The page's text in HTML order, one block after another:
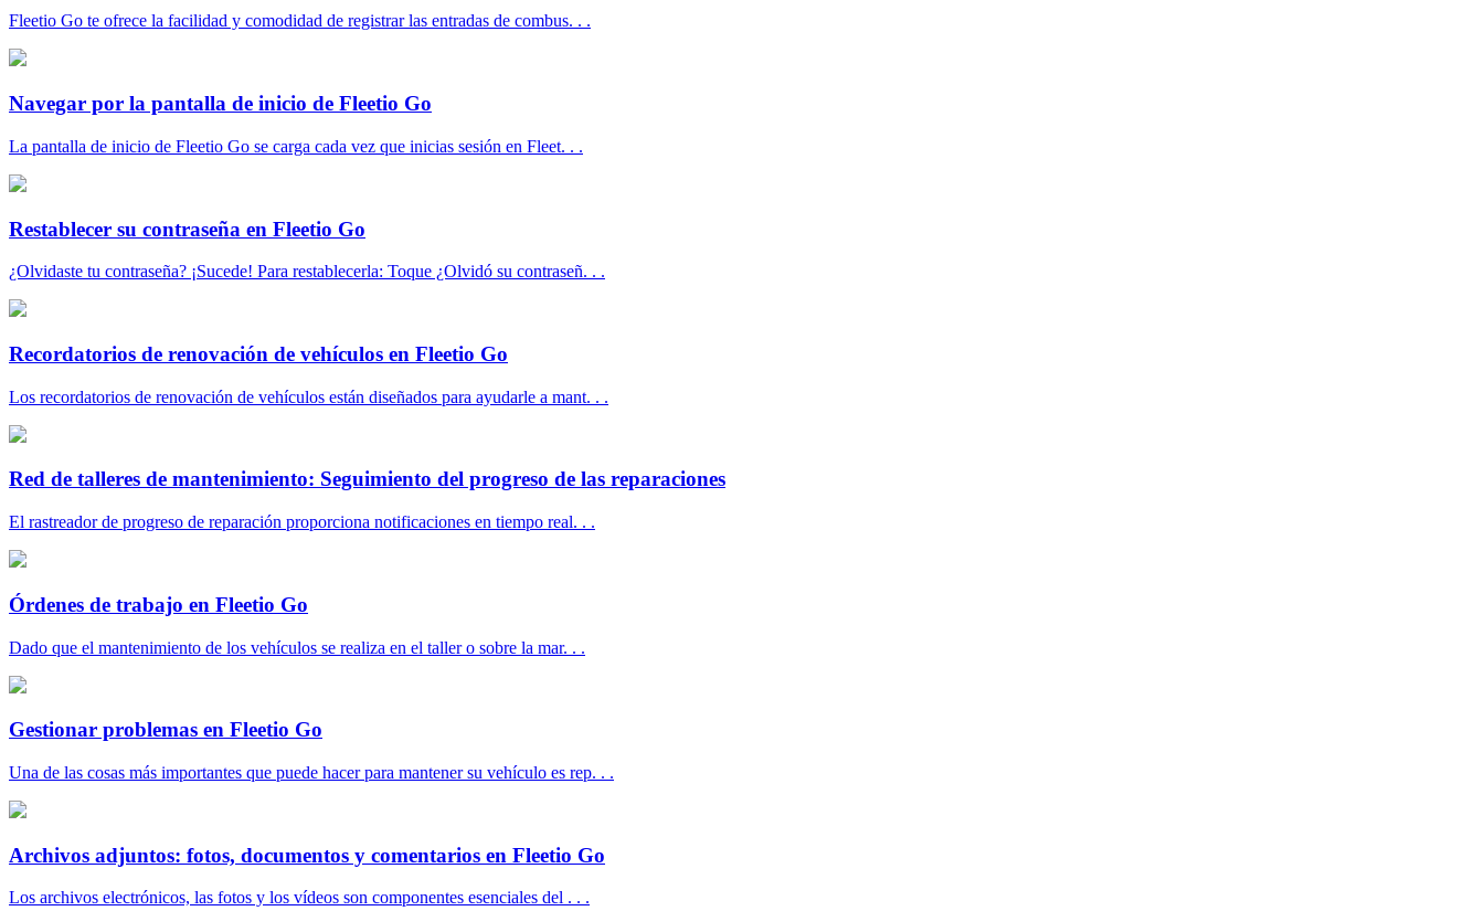
Fleetio Go te ofrece la facilidad y comodidad de registrar las entradas de combus. . .
Navegar por la pantalla de inicio de Fleetio Go
La pantalla de inicio de Fleetio Go se carga cada vez que inicias sesión en Fleet. . .
Restablecer su contraseña en Fleetio Go
¿Olvidaste tu contraseña? ¡Sucede! Para restablecerla: Toque ¿Olvidó su contraseñ. . .
Recordatorios de renovación de vehículos en Fleetio Go
Los recordatorios de renovación de vehículos están diseñados para ayudarle a mant. . .
Red de talleres de mantenimiento: Seguimiento del progreso de las reparaciones
El rastreador de progreso de reparación proporciona notificaciones en tiempo real. . .
Órdenes de trabajo en Fleetio Go
Dado que el mantenimiento de los vehículos se realiza en el taller o sobre la mar. . .
Gestionar problemas en Fleetio Go
Una de las cosas más importantes que puede hacer para mantener su vehículo es rep. . .
Archivos adjuntos: fotos, documentos y comentarios en Fleetio Go
Los archivos electrónicos, las fotos y los vídeos son componentes esenciales del . . .